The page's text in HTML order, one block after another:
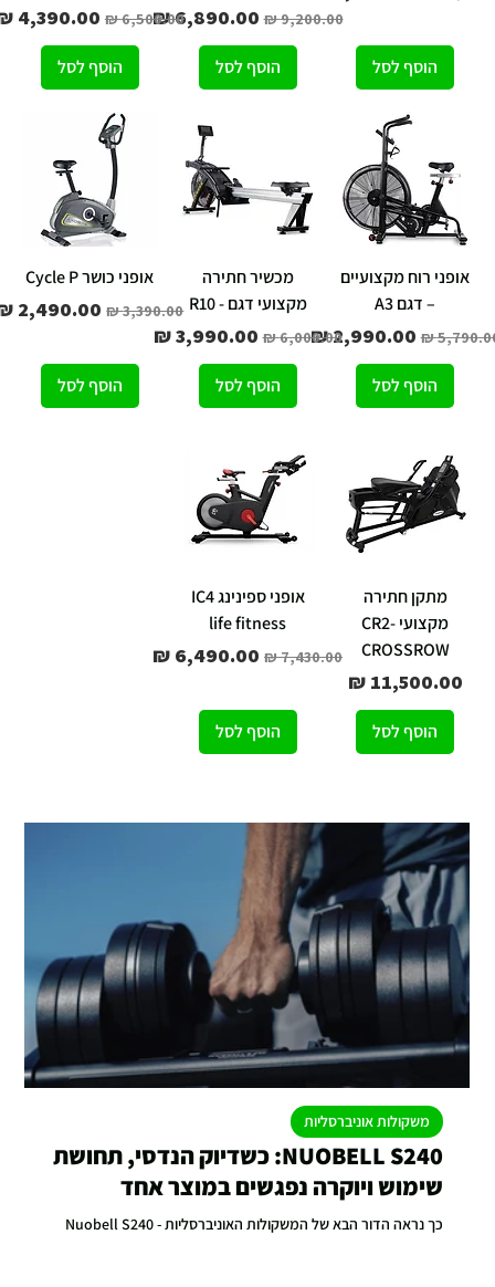
הוסף לסל
מחיר רגיל‏9,200.00 ‏₪ מחיר מבצע
הוסף לסל
מחיר רגיל‏6,500.00 ‏₪ מחיר מבצע
הוסף לסל
אופני רוח מקצועיים
– דגם A3
רגיל מחיר מבצע
הוסף לסל
מכשיר חתירה
מקצועי דגם - R10
מחיר רגיל‏6,000.00 ‏₪ מחיר מבצע
הוסף לסל
אופני כושר Cycle P
מחיר רגיל‏3,390.00 ‏₪ מחיר מבצע
הוסף לסל
מתקן חתירה
מקצועי -CR2
CROSSROW
מחיר
הוסף לסל
אופני ספינינג IC4
life fitness
מחיר רגיל מחיר מבצע
הוסף לסל
NUOBELL S240: כשדיוק הנדסי, תחושת
שימוש ויוקרה נפגשים במוצר אחד
כך נראה הדור הבא של המשקולות האוניברסליות - Nuobell S240
משקולות אוניברסליות